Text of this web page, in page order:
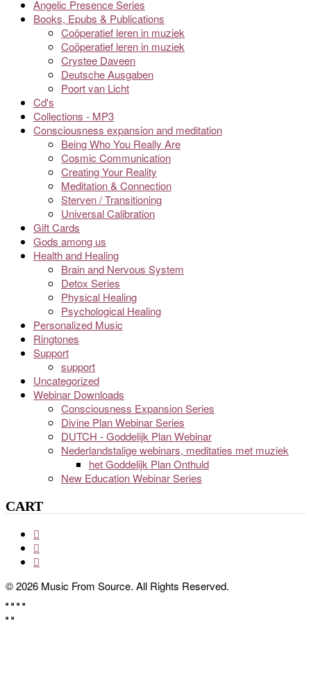
Angelic Presence Series
Books, Epubs & Publications
Coöperatief leren in muziek
Coöperatief leren in muziek
Crystee Daveen
Deutsche Ausgaben
Poort van Licht
Cd's
Collections - MP3
Consciousness expansion and meditation
Being Who You Really Are
Cosmic Communication
Creating Your Reality
Meditation & Connection
Sterven / Transitioning
Universal Calibration
Gift Cards
Gods among us
Health and Healing
Brain and Nervous System
Detox Series
Physical Healing
Psychological Healing
Personalized Music
Ringtones
Support
support
Uncategorized
Webinar Downloads
Consciousness Expansion Series
Divine Plan Webinar Series
DUTCH - Goddelijk Plan Webinar
Nederlandstalige webinars, meditaties met muziek
het Goddelijk Plan Onthuld
New Education Webinar Series
CART
© 2026 Music From Source. All Rights Reserved.